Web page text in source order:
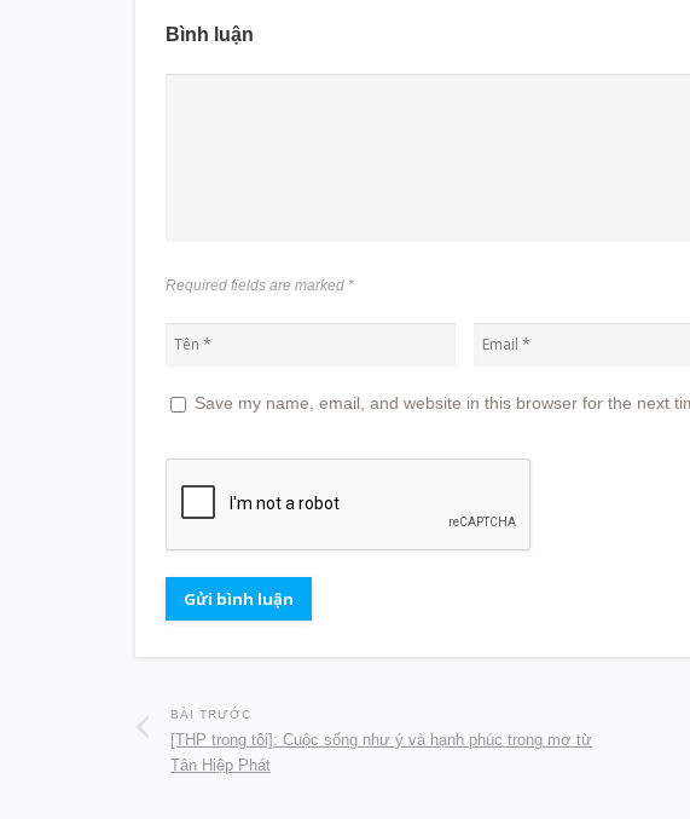
Bình luận
Required fields are marked *
Save my name, email, and website in this browser for the next
BÀI TRƯỚC
[THP trong tôi]: Cuộc sống như ý và hạnh phúc trong mơ từ
Tân Hiệp Phát